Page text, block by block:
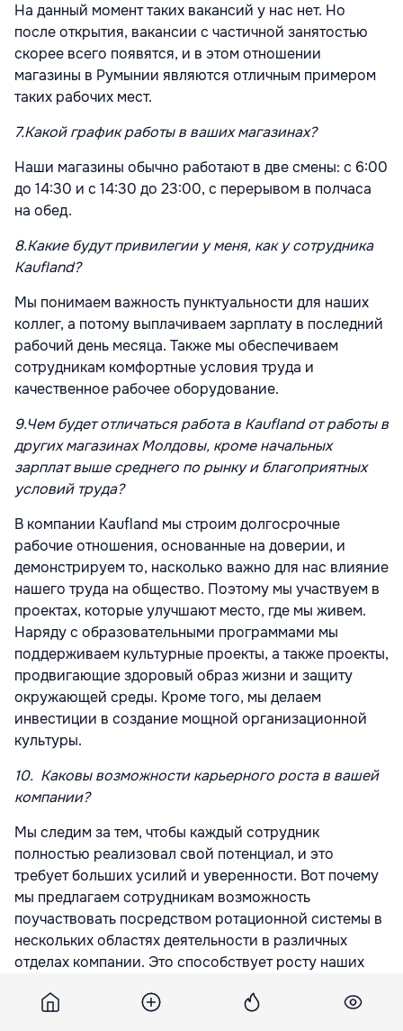
На данный момент таких вакансий у нас нет. Но
после открытия, вакансии с частичной занятостью
скорее всего появятся, и в этом отношении
магазины в Румынии являются отличным примером
таких рабочих мест.
7.Какой график работы в ваших магазинах?
Наши магазины обычно работают в две смены: с 6:00
до 14:30 и с 14:30 до 23:00, с перерывом в полчаса
на обед.
8.Какие будут привилегии у меня, как у сотрудника
Kaufland?
Мы понимаем важность пунктуальности для наших
коллег, а потому выплачиваем зарплату в последний
рабочий день месяца. Также мы обеспечиваем
сотрудникам комфортные условия труда и
качественное рабочее оборудование.
9.Чем будет отличаться работа в Kaufland от работы в
других магазинах Молдовы, кроме начальных
зарплат выше среднего по рынку и благоприятных
условий труда?
В компании Kaufland мы строим долгосрочные
рабочие отношения, основанные на доверии, и
демонстрируем то, насколько важно для нас влияние
нашего труда на общество. Поэтому мы участвуем в
проектах, которые улучшают место, где мы живем.
Наряду с образовательными программами мы
поддерживаем культурные проекты, а также проекты,
продвигающие здоровый образ жизни и защиту
окружающей среды. Кроме того, мы делаем
инвестиции в создание мощной организационной
культуры.
10. Каковы возможности карьерного роста в вашей
компании?
Мы следим за тем, чтобы каждый сотрудник
полностью реализовал свой потенциал, и это
требует больших усилий и уверенности. Вот почему
мы предлагаем сотрудникам возможность
поучаствовать посредством ротационной системы в
нескольких областях деятельности в различных
отделах компании. Это способствует росту наших
профессиональное развитие.